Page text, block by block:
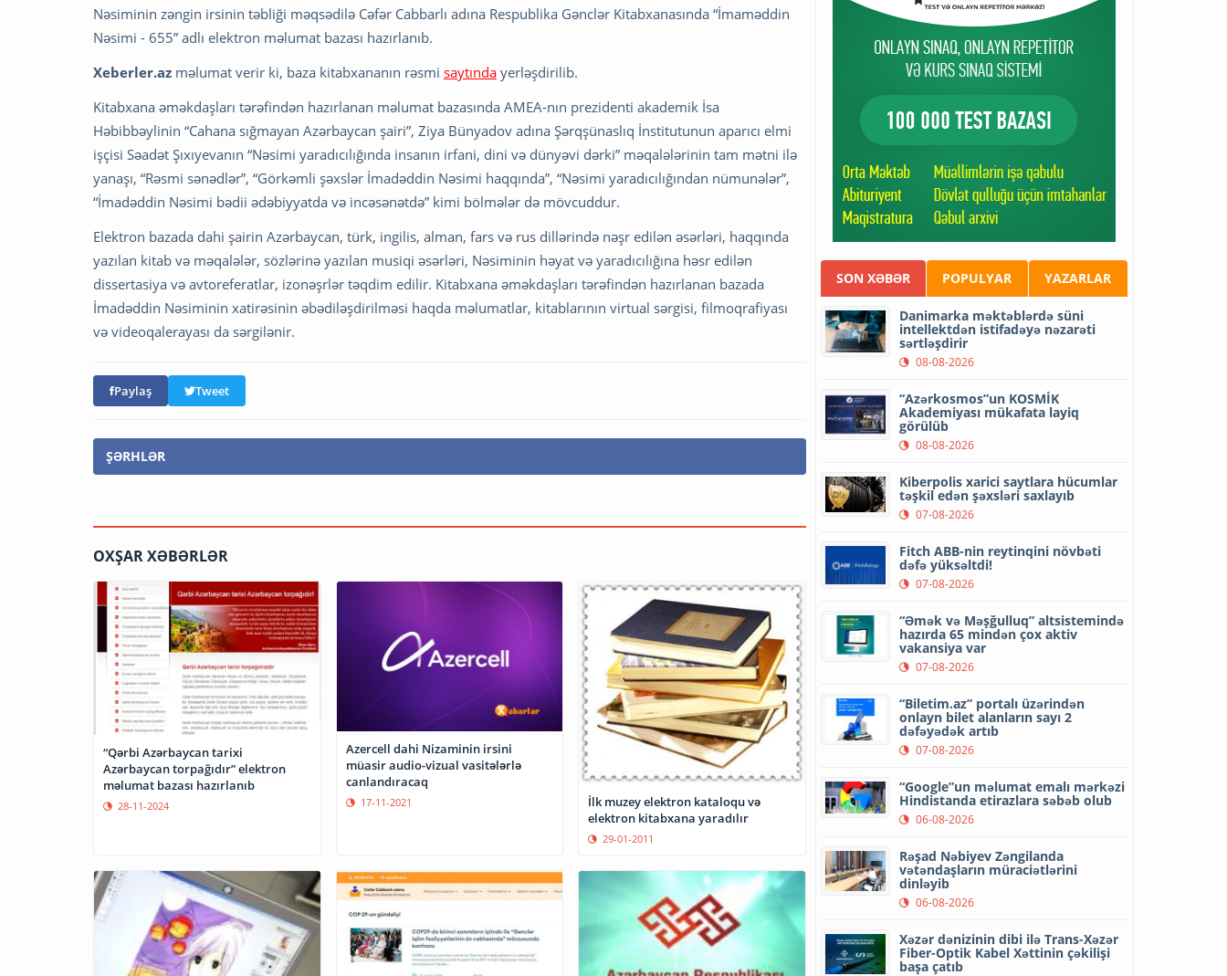
Nəsiminin zəngin irsinin təbliği məqsədilə Cəfər Cabbarlı adına Respublika Gənclər Kitabxanasında “İmaməddin
Nəsimi - 655” adlı elektron məlumat bazası hazırlanıb.
Xeberler.az məlumat verir ki, baza kitabxananın rəsmi saytında yerləşdirilib.
Kitabxana əməkdaşları tərəfindən hazırlanan məlumat bazasında AMEA-nın prezidenti akademik İsa
Həbibbəylinin “Cahana sığmayan Azərbaycan şairi”, Ziya Bünyadov adına Şərqşünaslıq İnstitutunun aparıcı elmi
işçisi Səadət Şıxıyevanın “Nəsimi yaradıcılığında insanın irfani, dini və dünyəvi dərki” məqalələrinin tam mətni ilə
yanaşı, “Rəsmi sənədlər”, “Görkəmli şəxslər İmadəddin Nəsimi haqqında”, “Nəsimi yaradıcılığından nümunələr”,
“İmadəddin Nəsimi bədii ədəbiyyatda və incəsənətdə” kimi bölmələr də mövcuddur.
Elektron bazada dahi şairin Azərbaycan, türk, ingilis, alman, fars və rus dillərində nəşr edilən əsərləri, haqqında
yazılan kitab və məqalələr, sözlərinə yazılan musiqi əsərləri, Nəsiminin həyat və yaradıcılığına həsr edilən
dissertasiya və avtoreferatlar, izonəşrlər təqdim edilir. Kitabxana əməkdaşları tərəfindən hazırlanan bazada
İmadəddin Nəsiminin xatirəsinin əbədiləşdirilməsi haqda məlumatlar, kitablarının virtual sərgisi, filmoqrafiyası
və videoqalerayası da sərgilənir.
Paylaş Tweet
ŞƏRHLƏR
OXŞAR XƏBƏRLƏR
“Qərbi Azərbaycan tarixi
Azərbaycan torpağıdır” elektron
məlumat bazası hazırlanıb
28-11-2024
Azercell dahi Nizaminin irsini
müasir audio-vizual vasitələrlə
canlandıracaq
17-11-2021
İlk muzey elektron kataloqu və
elektron kitabxana yaradılır
29-01-2011
SON XƏBƏR POPULYAR YAZARLAR
Danimarka məktəblərdə süni
intellektdən istifadəyə nəzarəti
sərtləşdirir
08-08-2026
“Azərkosmos”un KOSMİK
Akademiyası mükafata layiq
görülüb
08-08-2026
Kiberpolis xarici saytlara hücumlar
təşkil edən şəxsləri saxlayıb
07-08-2026
Fitch ABB-nin reytinqini növbəti
dəfə yüksəltdi!
07-08-2026
“Əmək və Məşğulluq” altsistemində
hazırda 65 mindən çox aktiv
vakansiya var
07-08-2026
“Biletim.az” portalı üzərindən
onlayn bilet alanların sayı 2
dəfəyədək artıb
07-08-2026
“Google”un məlumat emalı mərkəzi
Hindistanda etirazlara səbəb olub
06-08-2026
Rəşad Nəbiyev Zəngilanda
vətəndaşların müraciətlərini
dinləyib
06-08-2026
Xəzər dənizinin dibi ilə Trans-Xəzər
Fiber-Optik Kabel Xəttinin çəkilişi
başa çatıb